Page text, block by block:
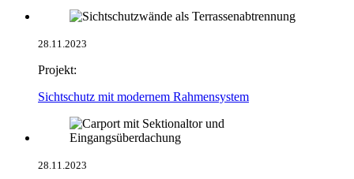
28.11.2023
Projekt:
Sichtschutz mit modernem Rahmensystem
28.11.2023